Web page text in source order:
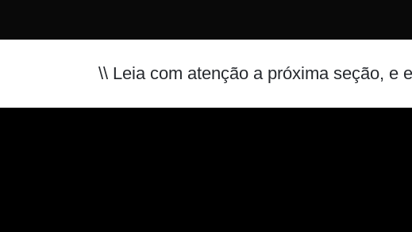
\\ Leia com atenção a próxima seção, e